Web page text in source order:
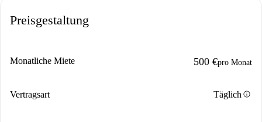
Preisgestaltung
Monatliche Miete 500 €pro Monat
Vertragsart Täglichinfo